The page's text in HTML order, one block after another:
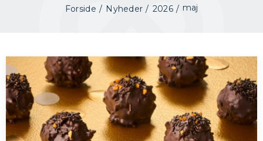
Forside Nyheder 2026 maj